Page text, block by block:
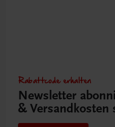
Rabattcode erhalten
Newsletter
& Versandkosten